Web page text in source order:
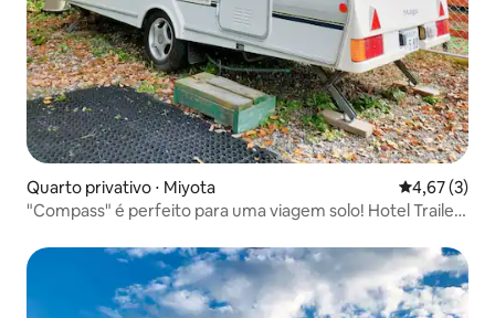
Quarto privativo ⋅ Miyota 4,67 de
4,67 (3)
"Compass" é perfeito para uma viagem solo! Hotel Trailer